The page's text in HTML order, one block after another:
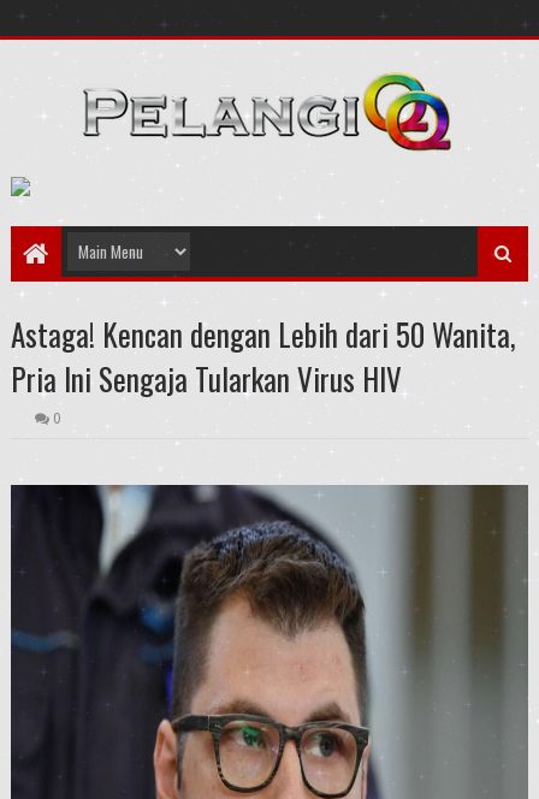
Astaga! Kencan dengan Lebih dari 50 Wanita,
Pria Ini Sengaja Tularkan Virus HIV
0